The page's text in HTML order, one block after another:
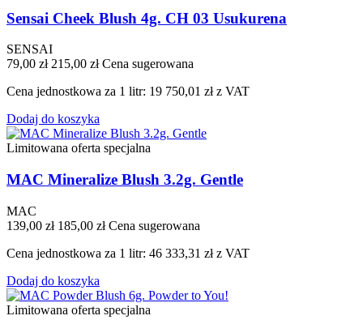
Sensai Cheek Blush 4g. CH 03 Usukurena
SENSAI
79,00 zł 215,00 zł Cena sugerowana
Cena jednostkowa za 1 litr: 19 750,01 zł z VAT
Dodaj do koszyka
Limitowana oferta specjalna
MAC Mineralize Blush 3.2g. Gentle
MAC
139,00 zł 185,00 zł Cena sugerowana
Cena jednostkowa za 1 litr: 46 333,31 zł z VAT
Dodaj do koszyka
Limitowana oferta specjalna